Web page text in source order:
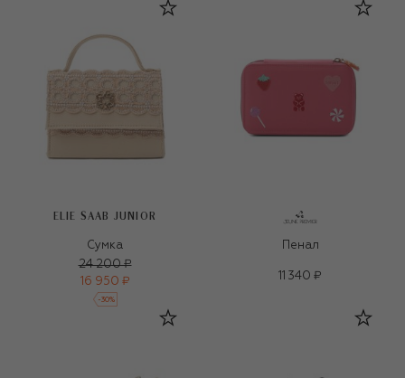
ELIE SAAB JUNIOR
Сумка
24 200 ₽
16 950 ₽
-30%
Пенал
11 340 ₽